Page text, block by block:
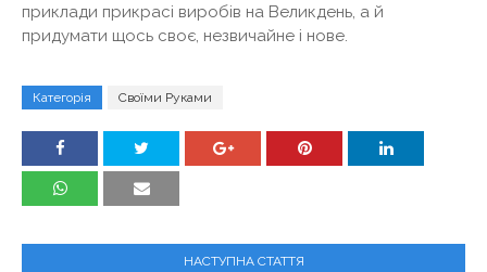
приклади прикрасі виробів на Великдень, а й
придумати щось своє, незвичайне і нове.
Категорія Своїми Руками
НАСТУПНА СТАТТЯ